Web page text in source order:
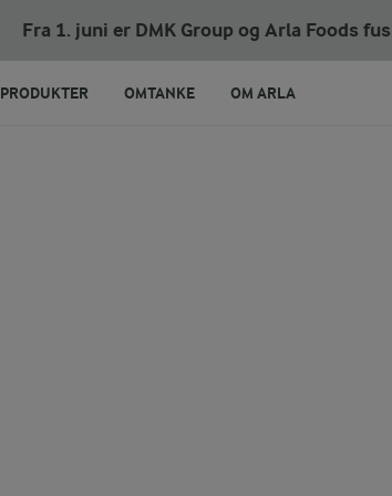
Fra 1. juni er DMK Group og Arla Foods
PRODUKTER OMTANKE OM ARLA